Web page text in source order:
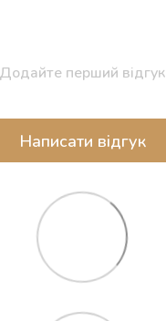
Додайте перший відгук
Написати відгук